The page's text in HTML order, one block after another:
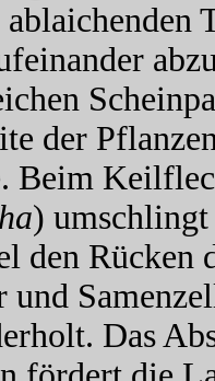
der
Beim
) umschlingt
den Rücken
und
Das